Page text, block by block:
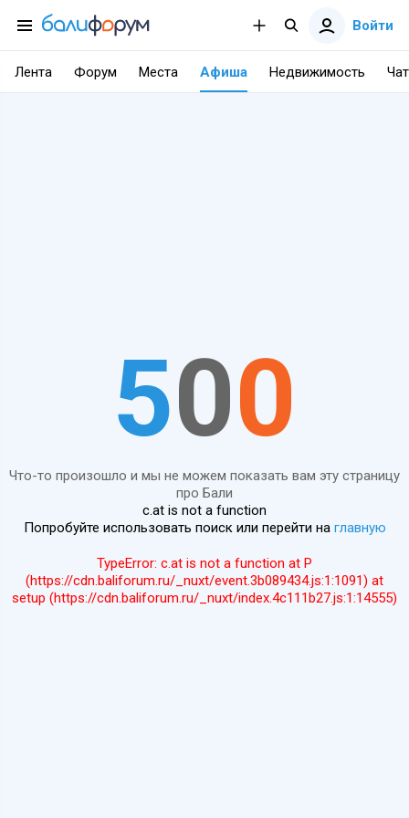
Войти
Лента Форум Места Афиша Недвижимость Чат
500
Что-то произошло и мы не можем показать вам эту страницу
про Бали
c.at is not a function
Попробуйте использовать поиск или перейти на главную
TypeError: c.at is not a function at P
(https://cdn.baliforum.ru/_nuxt/event.3b089434.js:1:1091) at
setup (https://cdn.baliforum.ru/_nuxt/index.4c111b27.js:1:14555)